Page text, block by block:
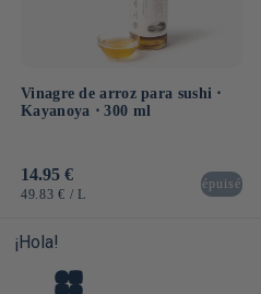
Vinagre de arroz para sushi ⋅
Kayanoya ⋅ 300 ml
Precio
habitual
14.95 €
PRECIO
49.83 € / POR
L
épuisé
¡Hola!